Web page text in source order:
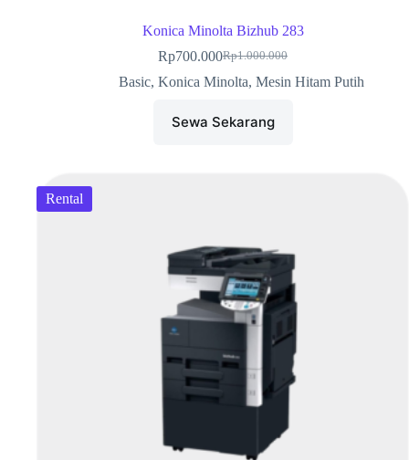
Konica Minolta Bizhub 283
Rp1.000.000
Rp700.000
Basic, Konica Minolta, Mesin Hitam Putih
Sewa Sekarang
Rental